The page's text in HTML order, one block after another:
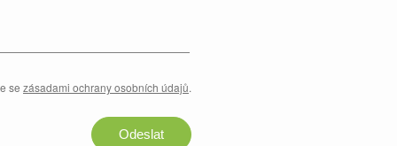
se zásadami ochrany osobních údajů.
Odeslat